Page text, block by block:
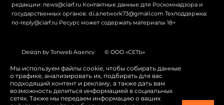
редакции: news@ciarf.ru Контактные данные для Роскомнадзора и
государственных органов: d.i.a.network73@gmail.com Техподдержка:
no-reply@ciarf.ru Ресурс может содержать материалы 18+
Design by Tonweb Agency © ООО «СЕТЬ»
Политика конфиденциальности Карта сайта
Switch to English
Мы используем файлы cookie, чтобы собирать данные
о трафике, анализировать их, подбирать для вас
подходящий контент и рекламу, а также дать вам
возможность делиться информацией в социальных
сетях. Также мы передаем информацию о ваших